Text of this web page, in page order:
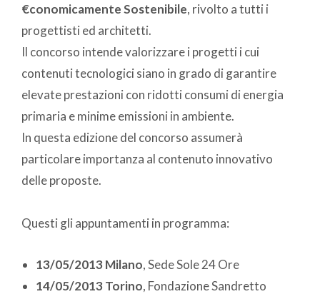
€conomicamente Sostenibile, rivolto a tutti i
progettisti ed architetti.
Il concorso intende valorizzare i progetti i cui
contenuti tecnologici siano in grado di garantire
elevate prestazioni con ridotti consumi di energia
primaria e minime emissioni in ambiente.
In questa edizione del concorso assumerà
particolare importanza al contenuto innovativo
delle proposte.
Questi gli appuntamenti in programma:
13/05/2013 Milano, Sede Sole 24 Ore
14/05/2013 Torino, Fondazione Sandretto